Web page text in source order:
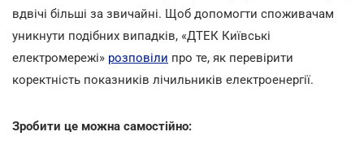
вдвічі більші за звичайні. Щоб допомогти споживачам
уникнути подібних випадків, «ДТЕК Київські
електромережі» розповіли про те, як перевірити
коректність показників лічильників електроенергії.
Зробити це можна самостійно: